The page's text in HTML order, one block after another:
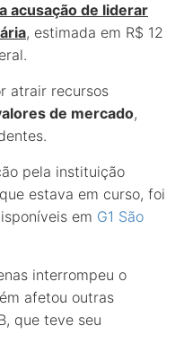
acusação de liderar
, estimada em R$ 12
atrair recursos
de mercado,
pela instituição
estava em curso, foi
em G1 São
interrompeu o
afetou outras
que teve seu